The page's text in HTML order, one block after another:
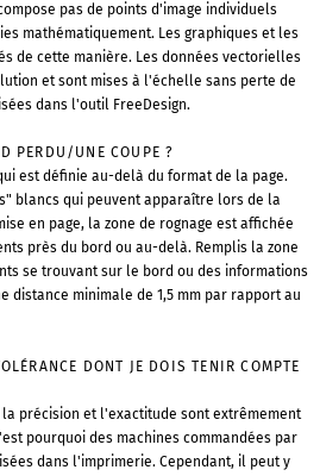
pas de points d'image individuels
mathématiquement. Les graphiques et les
de cette manière. Les données vectorielles
et sont mises à l'échelle sans perte de
dans l'outil FreeDesign.
PERDU/UNE COUPE ?
est définie au-delà du format de la page.
blancs qui peuvent apparaître lors de la
en page, la zone de rognage est affichée
près du bord ou au-delà. Remplis la zone
se trouvant sur le bord ou des informations
distance minimale de 1,5 mm par rapport au
DONT JE DOIS TENIR COMPTE
précision et l'exactitude sont extrêmement
pourquoi des machines commandées par
dans l'imprimerie. Cependant, il peut y